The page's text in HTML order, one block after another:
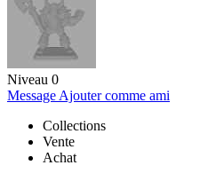
Niveau 0
Message Ajouter comme ami
Collections
Vente
Achat